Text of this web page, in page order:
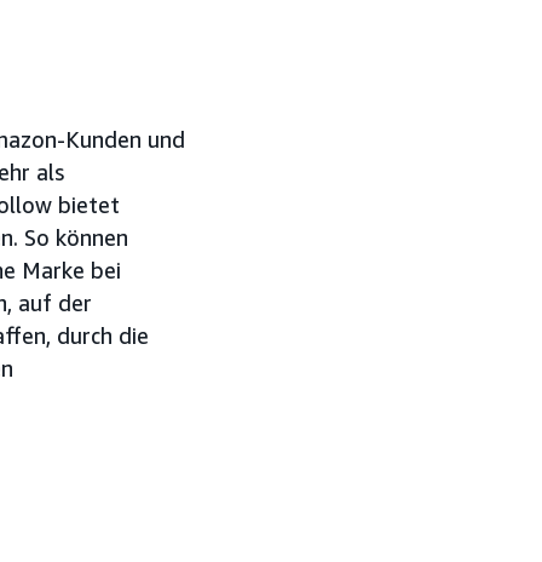
Kunden und
als
bietet
So können
Marke bei
auf der
durch die